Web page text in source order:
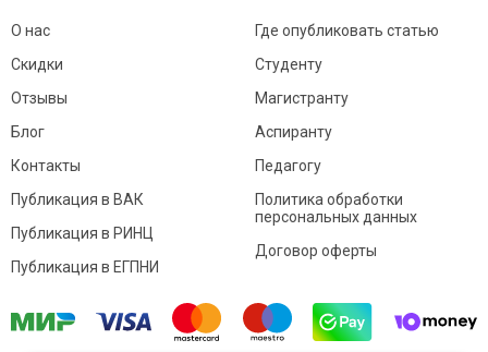
О нас
Скидки
Отзывы
Блог
Контакты
Где опубликовать статью
Студенту
Магистранту
Аспиранту
Педагогу
Публикация в ВАК
Публикация в РИНЦ
Публикация в ЕГПНИ
Политика обработки
персональных данных
Договор оферты